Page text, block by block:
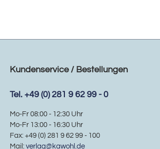
Kundenservice / Bestellungen
Tel. +49 (0) 281 9 62 99 - 0
Mo-Fr 08:00 - 12:30 Uhr
Mo-Fr 13:00 - 16:30 Uhr
Fax: +49 (0) 281 9 62 99 - 100
Mail: verlag@kawohl.de